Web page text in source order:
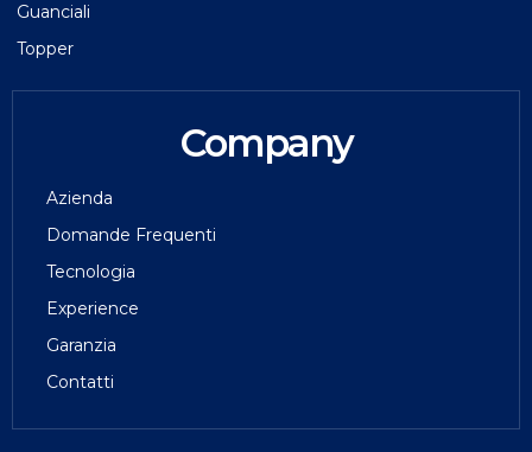
Guanciali
Topper
Company
Azienda
Domande Frequenti
Tecnologia
Experience
Garanzia
Contatti